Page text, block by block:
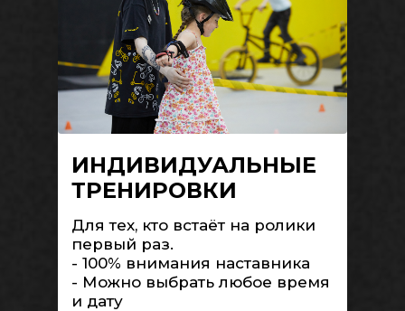
ИНДИВИДУАЛЬНЫЕ
ТРЕНИРОВКИ
Для тех, кто встаёт на ролики
первый раз.
- 100% внимания наставника
- Можно выбрать любое время
и дату